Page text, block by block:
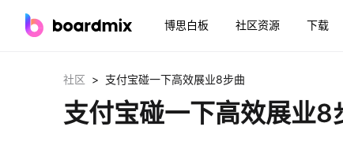
博思白板 社区资源 下载
社区 > 支付宝碰一下高效展业8步曲
支付宝碰一下高效展业8